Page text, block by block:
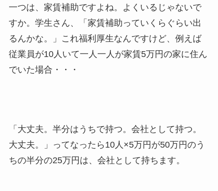
一つは、家賃補助ですよね。よくいるじゃないで
すか。学生さん、「家賃補助っていくらぐらい出
るんかな。」これ福利厚生なんですけど、例えば
従業員が10人いて一人一人が家賃5万円の家に住ん
でいた場合・・・
「大丈夫。半分はうちで持つ。会社として持つ。
大丈夫。」ってなったら10人×5万円が50万円のう
ちの半分の25万円は、会社として持ちます。